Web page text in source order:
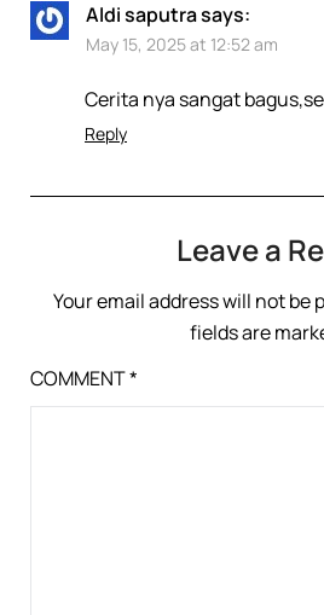
Aldi saputrasays:
May 15, 2025 at 12:52 am
Cerita nya sangat
Reply
Leave a
Your email address will not be
fields are
COMMENT*